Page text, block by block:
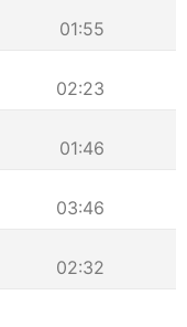
01:55
02:23
01:46
03:46
02:32